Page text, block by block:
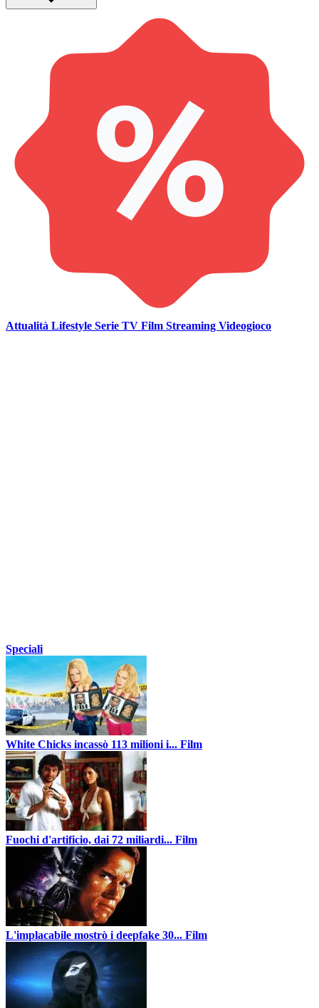
Attualità Lifestyle Serie TV Film Streaming Videogioco
Speciali
White Chicks incassò 113 milioni i... Film
Fuochi d'artificio, dai 72 miliardi... Film
L'implacabile mostrò i deepfake 30... Film